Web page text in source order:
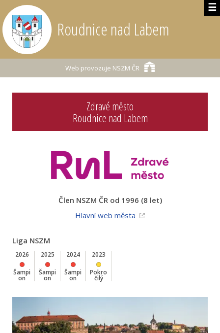
☰
Roudnice nad Labem
Web provozuje NSZM ČR
Zdravé město
Roudnice nad Labem
Člen NSZM ČR od 1996 (8 let)
Hlavní web města
Liga NSZM
2026
Šampi
on
2025
Šampi
on
2024
Šampi
on
2023
Pokro
čilý